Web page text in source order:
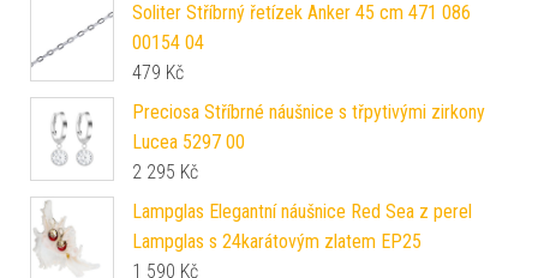
Soliter Stříbrný řetízek Anker 45 cm 471 086
00154 04
479 Kč
Preciosa Stříbrné náušnice s třpytivými zirkony
Lucea 5297 00
2 295 Kč
Lampglas Elegantní náušnice Red Sea z perel
Lampglas s 24karátovým zlatem EP25
1 590 Kč